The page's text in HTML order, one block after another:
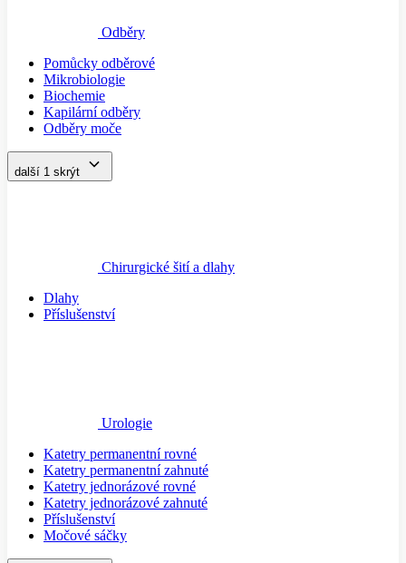
Odběry
Pomůcky odběrové
Mikrobiologie
Biochemie
Kapilární odběry
Odběry moče
další 1 skrýt
Chirurgické šití a dlahy
Dlahy
Příslušenství
Urologie
Katetry permanentní rovné
Katetry permanentní zahnuté
Katetry jednorázové rovné
Katetry jednorázové zahnuté
Příslušenství
Močové sáčky